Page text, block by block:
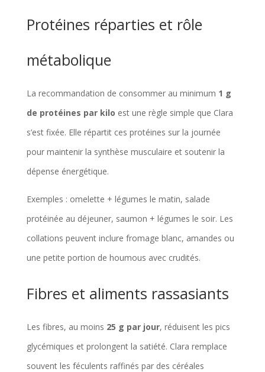
Protéines réparties et rôle
métabolique
La recommandation de consommer au minimum 1 g
de protéines par kilo est une règle simple que Clara
s’est fixée. Elle répartit ces protéines sur la journée
pour maintenir la synthèse musculaire et soutenir la
dépense énergétique.
Exemples : omelette + légumes le matin, salade
protéinée au déjeuner, saumon + légumes le soir. Les
collations peuvent inclure fromage blanc, amandes ou
une petite portion de houmous avec crudités.
Fibres et aliments rassasiants
Les fibres, au moins 25 g par jour, réduisent les pics
glycémiques et prolongent la satiété. Clara remplace
souvent les féculents raffinés par des céréales